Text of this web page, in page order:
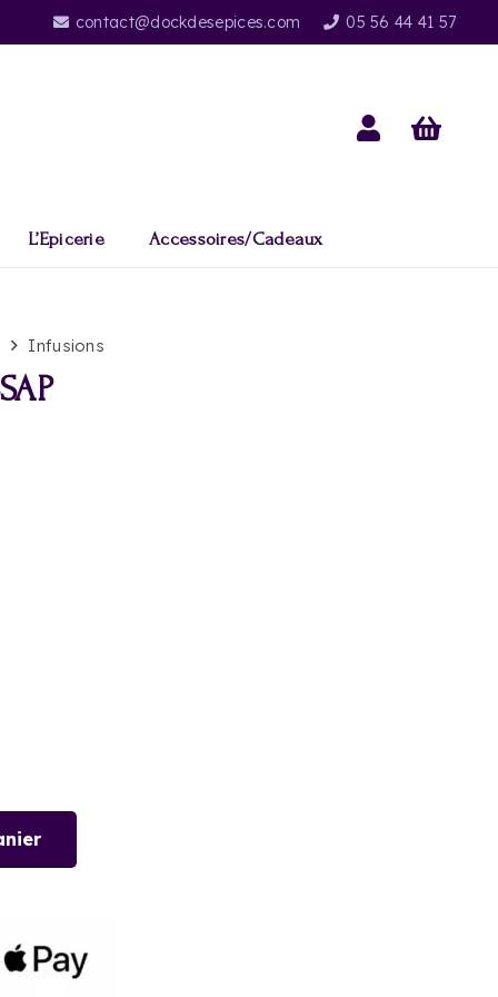
contact@dockdesepices.com 05 56 44 41 57
L’Epicerie Accessoires/Cadeaux
Infusions